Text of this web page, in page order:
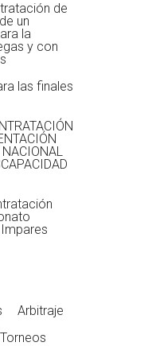
de
un
la
y con
las finales
NACIONAL
Arbitraje